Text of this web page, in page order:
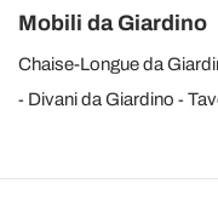
Mobili da Giardino
Chaise-Longue da
Divani da Giardino